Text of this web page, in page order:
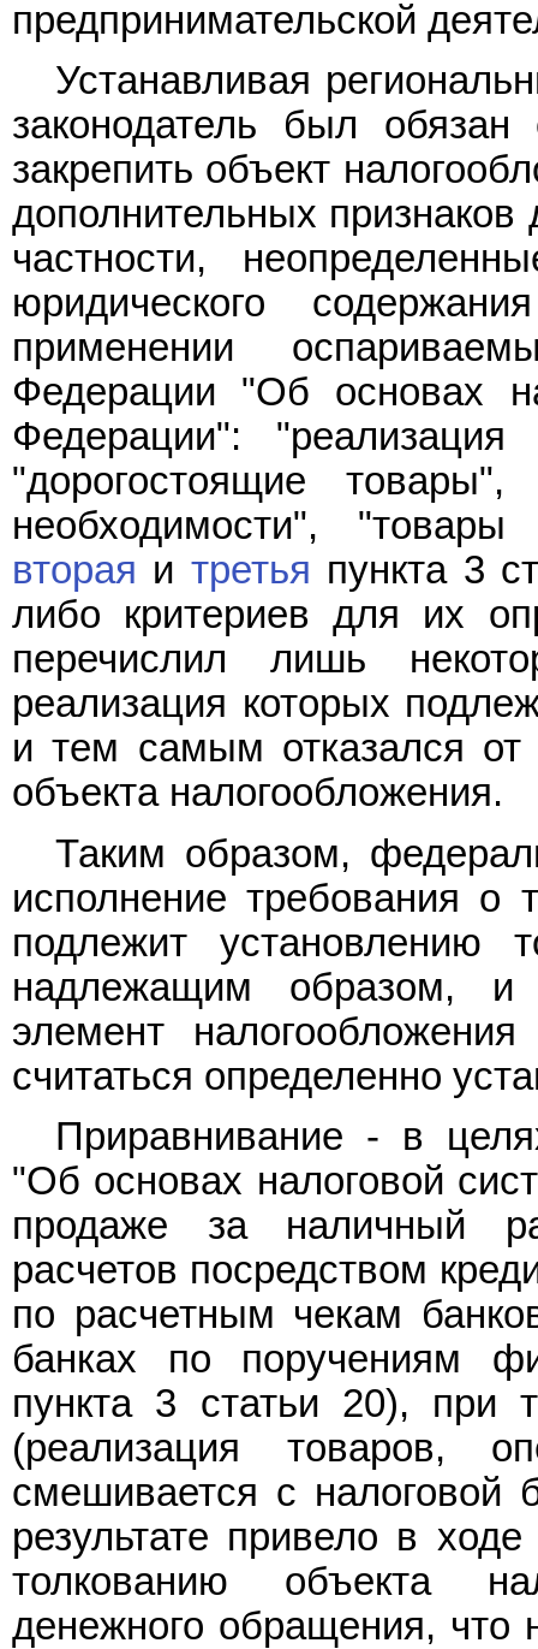
предпринимательской
Устанавливая
законодатель был обязан
закрепить объект
дополнительных признаков
частности,
юридического
применении
Федерации "Об основах
Федерации":
"дорогостоящие
необходимости",
вторая и третья пункта 3
либо критериев для их
перечислил лишь
реализация которых
и тем самым отказался от
объекта налогообложения.
Таким образом,
исполнение требования о
подлежит установлению
надлежащим образом, и
элемент
считаться определенно
Приравнивание - в
"Об основах налоговой
продаже за наличный
расчетов посредством
по расчетным чекам
банках по поручениям
пункта 3 статьи 20), при
(реализация товаров,
смешивается с налоговой
результате привело в
толкованию объекта
денежного обращения, что